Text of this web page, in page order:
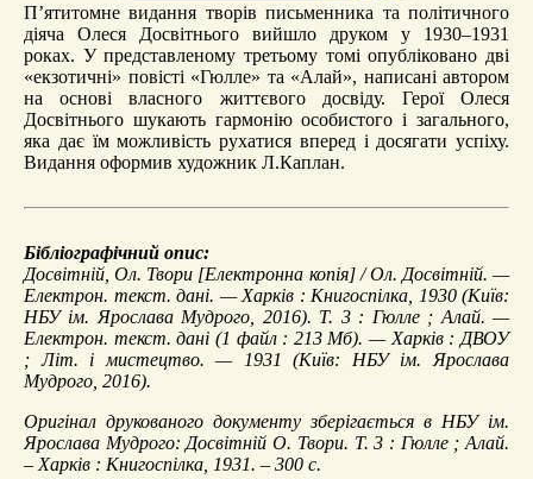
П’ятитомне видання творів письменника та політичного
діяча Олеся Досвітнього вийшло друком у 1930–1931
роках. У представленому третьому томі опубліковано дві
«екзотичні» повісті «Гюлле» та «Алай», написані автором
на основі власного життєвого досвіду. Герої Олеся
Досвітнього шукають гармонію особистого і загального,
яка дає їм можливість рухатися вперед і досягати успіху.
Видання оформив художник Л.Каплан.
Бібліографічний опис:
Досвітній, Ол. Твори [Електронна копія] / Ол. Досвітній. —
Електрон. текст. дані. — Харків : Книгоспілка, 1930 (Київ:
НБУ ім. Ярослава Мудрого, 2016). Т. 3 : Гюлле ; Алай. —
Електрон. текст. дані (1 файл : 213 Мб). — Харків : ДВОУ
; Літ. і мистецтво. — 1931 (Київ: НБУ ім. Ярослава
Мудрого, 2016).
Оригінал друкованого документу зберігається в НБУ ім.
Ярослава Мудрого: Досвітній О. Твори. Т. 3 : Гюлле ; Алай.
– Харків : Книгоспілка, 1931. – 300 с.